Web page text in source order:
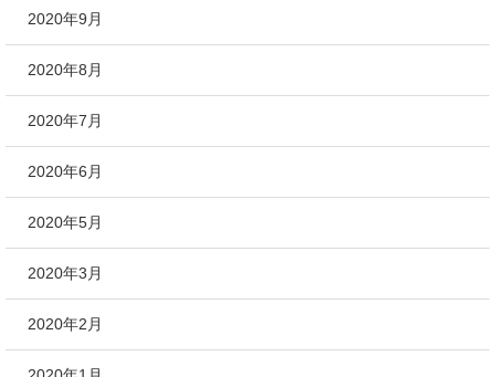
2020年9月
2020年8月
2020年7月
2020年6月
2020年5月
2020年3月
2020年2月